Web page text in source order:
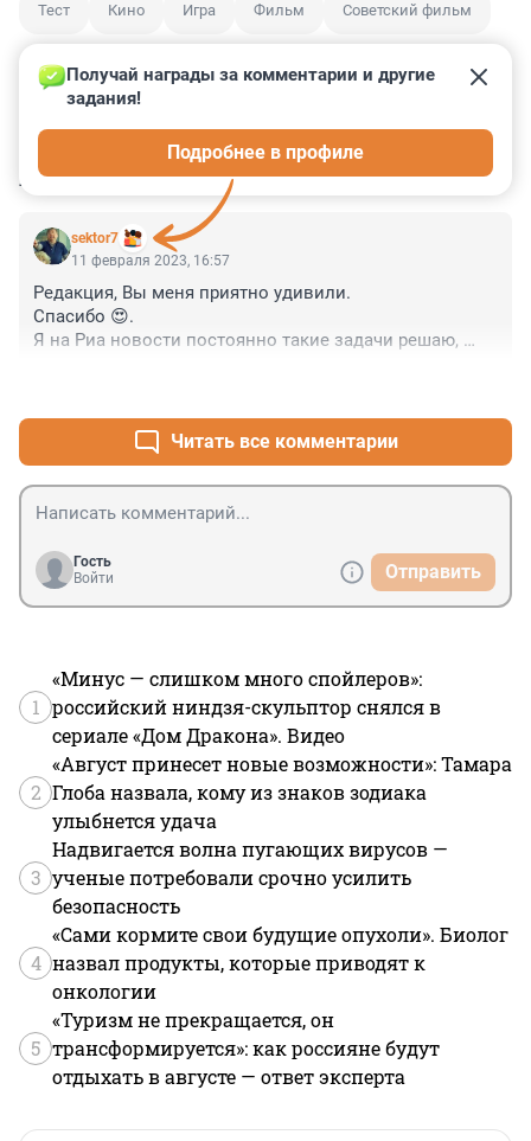
Тест Кино Игра Фильм Советский фильм
КОММЕНТАРИИ 2
sektor7
Получай награды за комментарии и другие
задания!
Подробнее в профиле
11 февраля 2023, 16:57
Редакция, Вы меня приятно удивили.
Спасибо 😍.
Я на Риа новости постоянно такие задачи решаю,
Где есть место политике, но есть и остальные
новости города.
Читать все комментарии
Гость
Войти
Отправить
1
«Минус — слишком много спойлеров»:
российский ниндзя-скульптор снялся в
сериале «Дом Дракона». Видео
2
«Август принесет новые возможности»: Тамара
Глоба назвала, кому из знаков зодиака
улыбнется удача
3
Надвигается волна пугающих вирусов —
ученые потребовали срочно усилить
безопасность
4
«Сами кормите свои будущие опухоли». Биолог
назвал продукты, которые приводят к
онкологии
5
«Туризм не прекращается, он
трансформируется»: как россияне будут
отдыхать в августе — ответ эксперта